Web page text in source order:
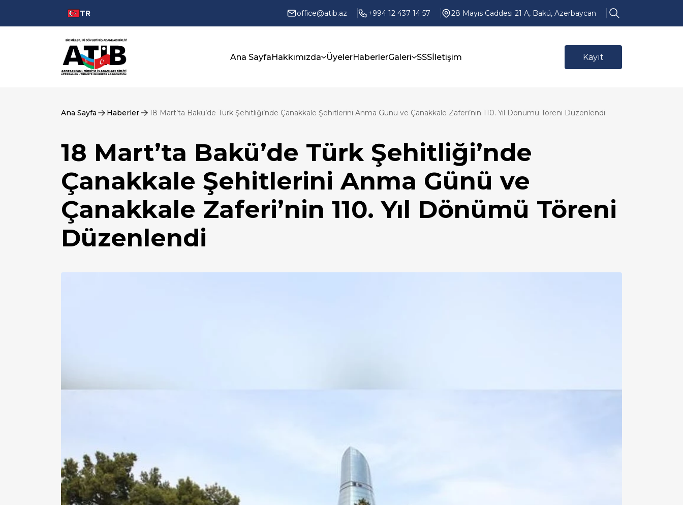
TR office@atib.az +994 12 437 14 57 28 Mayıs Caddesi 21 A, Bakü, Azerbaycan
Ana SayfaHakkımızda ÜyelerHaberlerGaleri SSSİletişim Kayıt
Ana Sayfa Haberler 18 Mart’ta Bakü’de Türk Şehitliği’nde Çanakkale Şehitlerini Anma Günü ve Çanakkale Zaferi’nin 110. Yıl Dönümü Töreni Düzenlendi
18 Mart’ta Bakü’de Türk Şehitliği’nde
Çanakkale Şehitlerini Anma Günü ve
Çanakkale Zaferi’nin 110. Yıl Dönümü Töreni
Düzenlendi